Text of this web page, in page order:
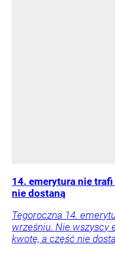
14. emerytura nie
nie dostaną
Tegoroczna 14.
wrześniu. Nie wszyscy
kwotę, a część nie